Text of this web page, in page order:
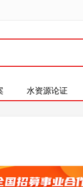
水资源论证